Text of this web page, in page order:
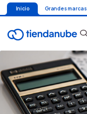
Inicio Grandes marcas